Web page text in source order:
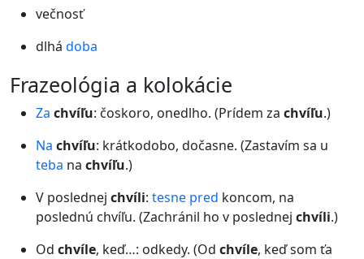
večnosť
dlhá doba
frazeológia a kolokácie
Za chvíľu: čoskoro, onedlho. (Prídem za chvíľu.)
Na chvíľu: krátkodobo, dočasne. (Zastavím sa u
teba na chvíľu.)
V poslednej chvíli: tesne pred koncom, na
poslednú chvíľu. (Zachránil ho v poslednej chvíli.)
Od chvíle, keď…: odkedy. (Od chvíle, keď som ťa